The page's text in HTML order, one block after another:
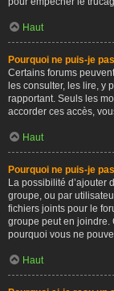
Haut
Pourquoi ne puis-je
Certains forums
les consulter, les lire, y
rapportant. Seuls les
accorder ces accès,
Haut
Pourquoi ne puis-je
La possibilité d’ajouter
groupe, ou par
fichiers joints pour le
groupe peut en joindre.
pourquoi vous ne
Haut